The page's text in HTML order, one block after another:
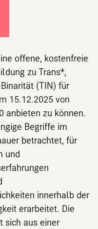
offene, kostenfreie
zu Trans*,
(TIN) für
15.12.2025 von
anbieten zu können.
Begriffe im
betrachtet, für
und
innerhalb der
erarbeitet. Die
sich aus einer